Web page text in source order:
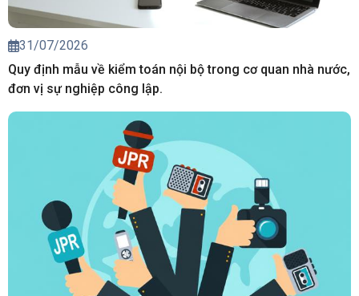
31/07/2026
Quy định mẫu về kiểm toán nội bộ trong cơ quan nhà nước,
đơn vị sự nghiệp công lập.